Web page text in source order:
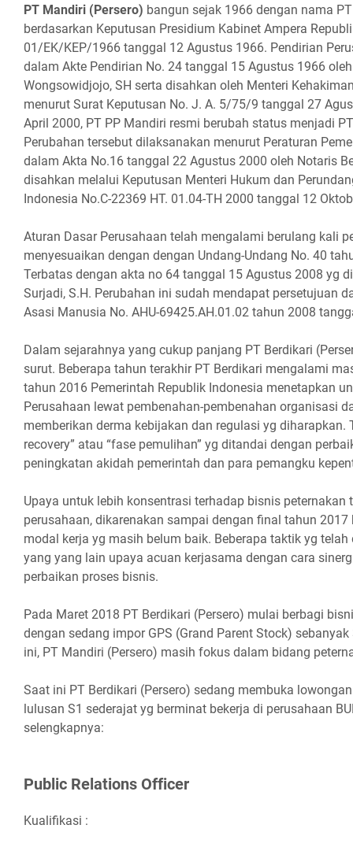
PT Mаndіrі (Pеrѕеrо) bangun sejak 1966 dengan nama
berdasarkan Keputusan Presidium Kabinet Ampera
01/EK/KEP/1966 tanggal 12 Agustus 1966. Pendirian
dalam Akte Pendirian No. 24 tanggal 15 Agustus 1966
Wongsowidjojo, SH serta disahkan oleh Menteri
menurut Surat Keputusan No. J. A. 5/75/9 tanggal 27
April 2000, PT PP Mandiri resmi berubah status menjadi
Perubahan tersebut dilaksanakan menurut Peraturan
dalam Akta No.16 tanggal 22 Agustus 2000 oleh Notaris
disahkan melalui Keputusan Menteri Hukum dan
Indonesia No.C-22369 HT. 01.04-TH 2000 tanggal 12
Aturan Dasar Perusahaan telah mengalami berulang kali
menyesuaikan dengan dengan Undang-Undang No. 40
Terbatas dengan akta no 64 tanggal 15 Agustus 2008 yg
Surjadi, S.H. Perubahan ini sudah mendapat persetujuan
Asasi Manusia No. AHU-69425.AH.01.02 tahun 2008
Dalam sejarahnya yang cukup panjang PT Berdikari
surut. Beberapa tahun terakhir PT Berdikari mengalami
tahun 2016 Pemerintah Republik Indonesia menetapkan
Perusahaan lewat pembenahan-pembenahan organisasi
memberikan derma kebijakan dan regulasi yg diharapkan.
recovery” atau “fase pemulihan” yg ditandai dengan
peningkatan akidah pemerintah dan para pemangku
Upaya untuk lebih konsentrasi terhadap bisnis peternakan
perusahaan, dikarenakan sampai dengan final tahun
modal kerja yg masih belum baik. Beberapa taktik yg
yang yang lain upaya acuan kerjasama dengan cara
perbaikan proses bisnis.
Pada Maret 2018 PT Berdikari (Persero) mulai berbagi
dengan sedang impor GPS (Grand Parent Stock)
ini, PT Mandiri (Persero) masih fokus dalam bidang
Saat ini PT Berdikari (Persero) sedang membuka
lulusan S1 sederajat yg berminat bekerja di perusahaan
selengkapnya:
Publіс Rеlаtіоnѕ Offісеr
Kualifikasi :